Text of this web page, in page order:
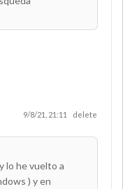
9/8/21, 21:11 delete
lo he vuelto a
) y en